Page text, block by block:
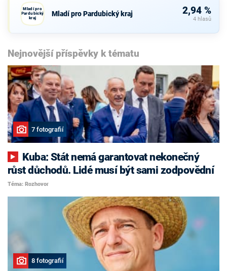
Mladí pro
Pardubický
kraj
Mladí pro Pardubický kraj 2,94 %
4 hlasů
Nejnovější příspěvky k tématu
7 fotografií
růst důchodů. Lidé musí být sami zodpovědní
Téma: Rozhovor
8 fotografií